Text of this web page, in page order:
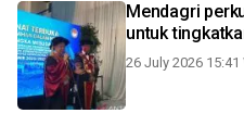
Mendagri
untuk
26 July 2026 15:41